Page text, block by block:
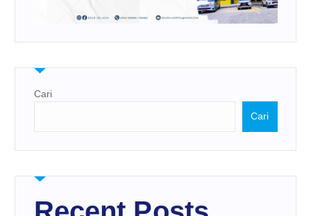
Cari
Cari